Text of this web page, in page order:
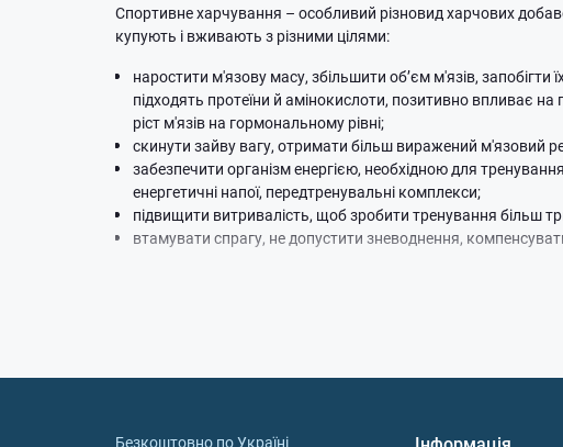
Спортивне харчування – особливий різновид харчових
купують і вживають з різними цілями:
наростити м'язову масу, збільшити об’єм м'язів,
підходять протеїни й амінокислоти, позитивно впливає
ріст м'язів на гормональному рівні;
скинути зайву вагу, отримати більш виражений м'язовий
забезпечити організм енергією, необхідною для
енергетичні напої, передтренувальні комплекси;
підвищити витривалість, щоб зробити тренування більш
втамувати спрагу, не допустити зневоднення,
Причому небажані, шкідливі для здоров'я інгредієнти з
Замовити доставку спортивного харчування в Кременчук на
Безкоштовно по Україні